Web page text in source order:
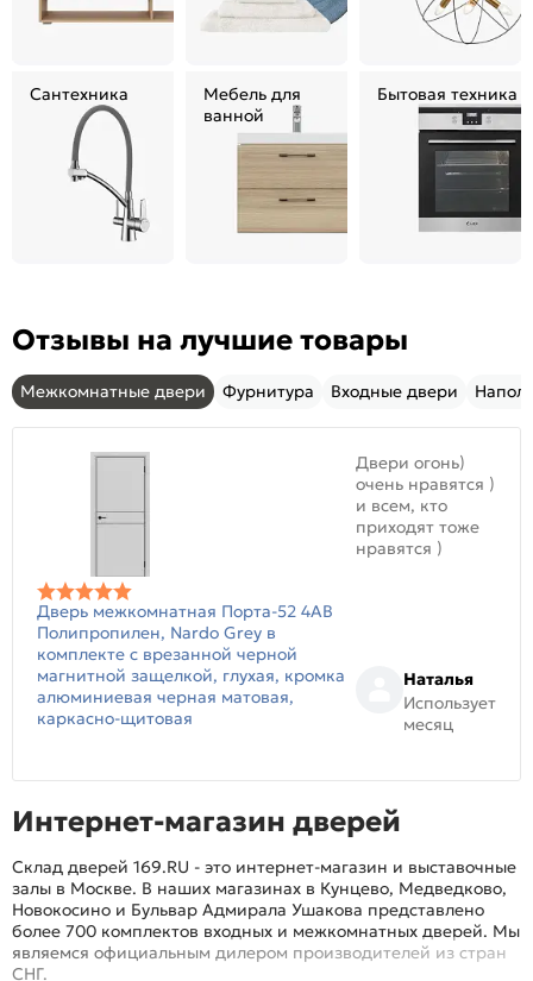
Сантехника
Мебель для
ванной
Бытовая техника
Отзывы на лучшие товары
Межкомнатные двери Фурнитура Входные двери
Дверь межкомнатная Порта-52 4AB
Полипропилен, Nardo Grey в
комплекте с врезанной черной
магнитной защелкой, глухая, кромка
алюминиевая черная матовая,
каркасно-щитовая
Двери огонь)
очень нравятся )
и всем, кто
приходят тоже
нравятся )
Наталья
Использует
месяц
Интернет-магазин дверей
Склад дверей 169.RU - это интернет-магазин и выставочные
залы в Москве. В наших магазинах в Кунцево, Медведково,
Новокосино и Бульвар Адмирала Ушакова представлено
более 700 комплектов входных и межкомнатных дверей. Мы
являемся официальным дилером производителей из стран
СНГ.